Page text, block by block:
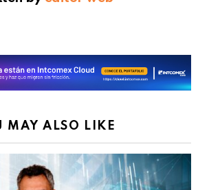
MAY ALSO LIKE